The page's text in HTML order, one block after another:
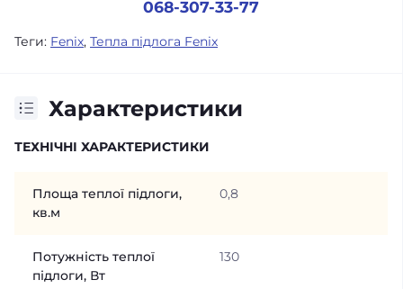
068-307-33-77
Теги: Fenix, Тепла підлога Fenix
Характеристики
ТЕХНІЧНІ ХАРАКТЕРИСТИКИ
Площа теплої підлоги,
кв.м
0,8
Потужність теплої
підлоги, Вт
130